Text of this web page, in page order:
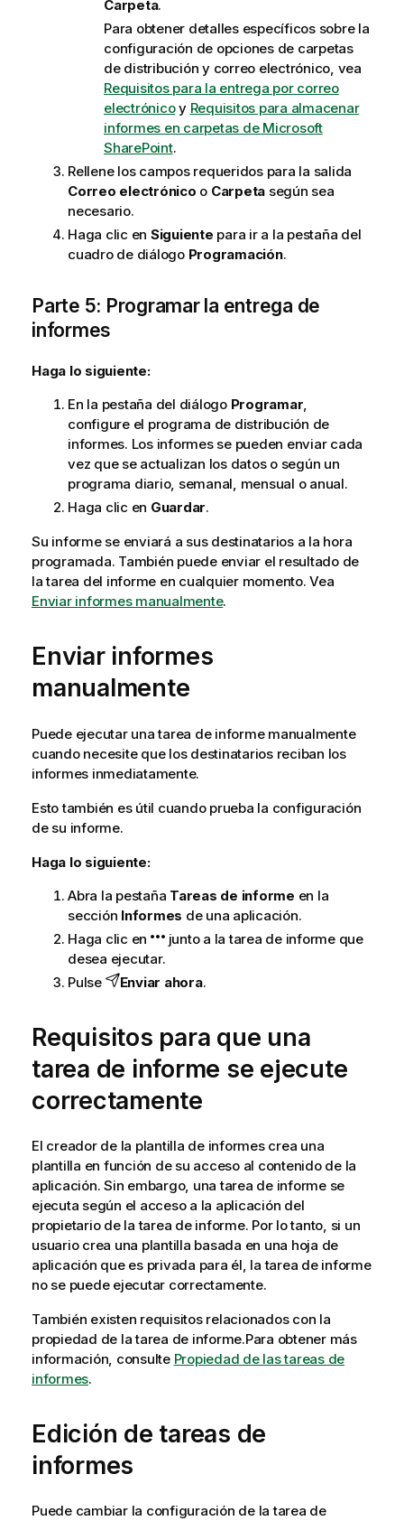
Carpeta.
Para obtener detalles específicos sobre la
configuración de opciones de carpetas
de distribución y correo electrónico, vea
Requisitos para la entrega por correo
electrónicoy Requisitos para almacenar
informes en carpetas de Microsoft
SharePoint.
Rellene los campos requeridos para la salida
Correo electrónico o Carpeta según sea
necesario.
Haga clic en Siguiente para ir a la pestaña del
cuadro de diálogo Programación.
Parte 5: Programar la entrega de
informes
Haga lo siguiente:
En la pestaña del diálogo Programar,
configure el programa de distribución de
informes. Los informes se pueden enviar cada
vez que se actualizan los datos o según un
programa diario, semanal, mensual o anual.
Haga clic en Guardar.
Su informe se enviará a sus destinatarios a la hora
programada. También puede enviar el resultado de
la tarea del informe en cualquier momento. Vea
Enviar informes manualmente.
Enviar informes
manualmente
Puede ejecutar una tarea de informe manualmente
cuando necesite que los destinatarios reciban los
informes inmediatamente.
Esto también es útil cuando prueba la configuración
de su informe.
Haga lo siguiente:
Abra la pestaña Tareas de informe en la
sección Informes de una aplicación.
Haga clic en
junto a la tarea de informe que
desea ejecutar.
Pulse
Enviar ahora.
Requisitos para que una
tarea de informe se ejecute
correctamente
El creador de la plantilla de informes crea una
plantilla en función de su acceso al contenido de la
aplicación. Sin embargo, una tarea de informe se
ejecuta según el acceso a la aplicación del
propietario de la tarea de informe. Por lo tanto, si un
usuario crea una plantilla basada en una hoja de
aplicación que es privada para él, la tarea de informe
no se puede ejecutar correctamente.
También existen requisitos relacionados con la
propiedad de la tarea de informe.Para obtener más
información, consulte Propiedad de las tareas de
informes.
Edición de tareas de
informes
Puede cambiar la configuración de la tarea de